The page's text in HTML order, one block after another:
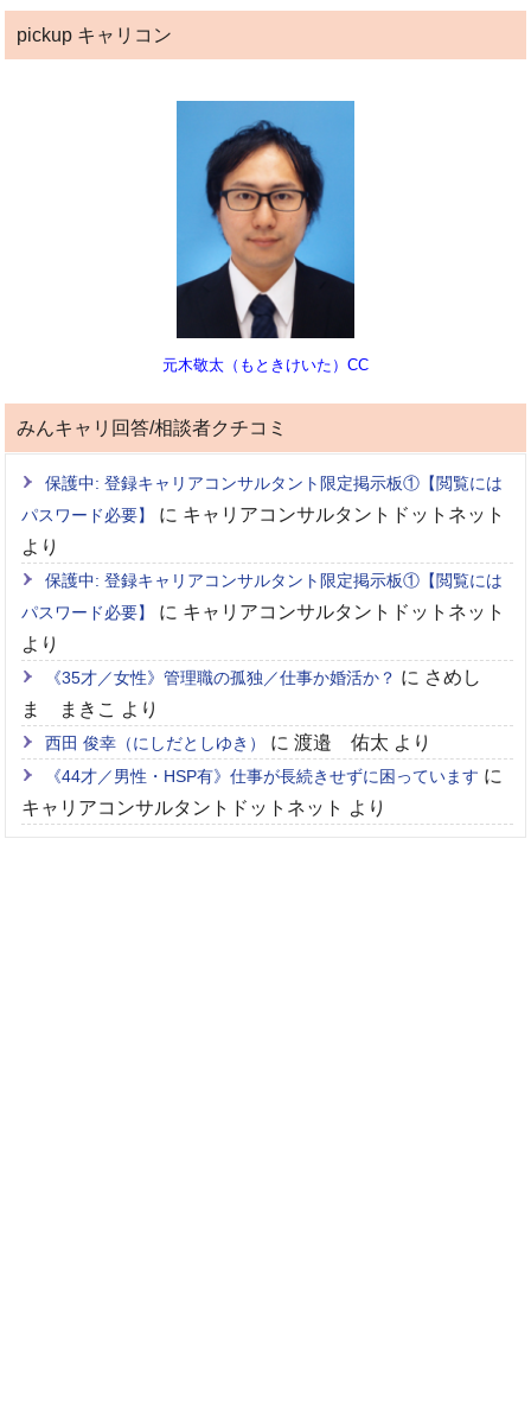
pickup キャリコン
元木敬太（もときけいた）CC
みんキャリ回答/相談者クチコミ
保護中: 登録キャリアコンサルタント限定掲示板①【閲覧には
パスワード必要】
に キャリアコンサルタントドットネット
より
保護中: 登録キャリアコンサルタント限定掲示板①【閲覧には
パスワード必要】
に キャリアコンサルタントドットネット
より
《35才／女性》管理職の孤独／仕事か婚活か？ に さめし
ま まきこ より
西田 俊幸（にしだとしゆき） に渡邉 佑太 より
《44才／男性・HSP有》仕事が長続きせずに困っています に
キャリアコンサルタントドットネット より